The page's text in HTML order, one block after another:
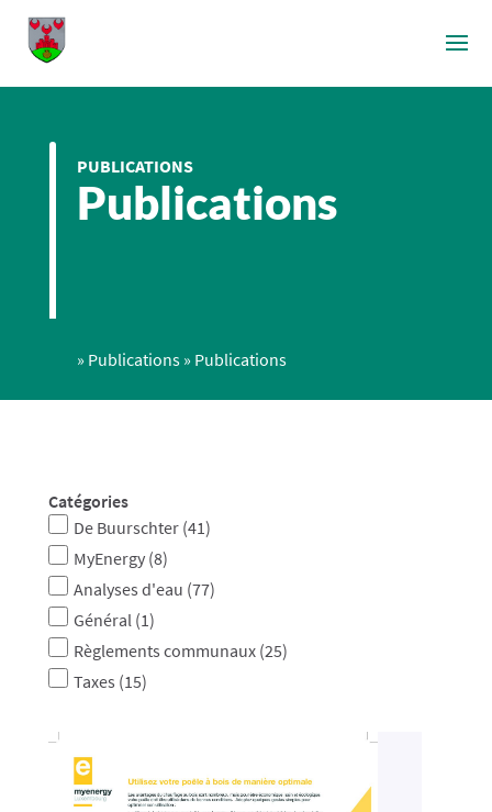
PUBLICATIONS
Publications
» Publications » Publications
Catégories
De Buurschter(41)
MyEnergy(8)
Analyses d'eau (77)
Général(1)
Règlements communaux(25)
Taxes (15)